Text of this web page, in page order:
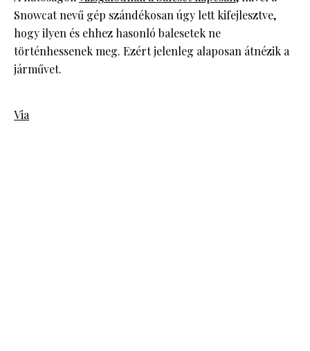
Snowcat nevű gép szándékosan úgy lett kifejlesztve,
hogy ilyen és ehhez hasonló balesetek ne
történhessenek meg. Ezért jelenleg alaposan átnézik a
járművet.
Via